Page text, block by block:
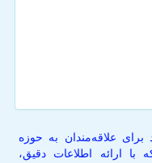
علاقه‌مندان به حوزه
ارائه اطلاعات دقیق،